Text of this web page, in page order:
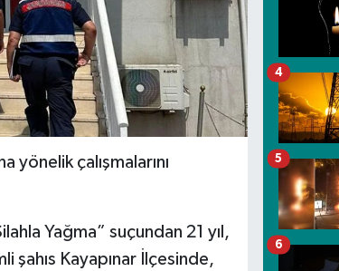
yönelik çalışmalarını
Yağma” suçundan 21 yıl,
şahıs Kayapınar İlçesinde,
4
5
6